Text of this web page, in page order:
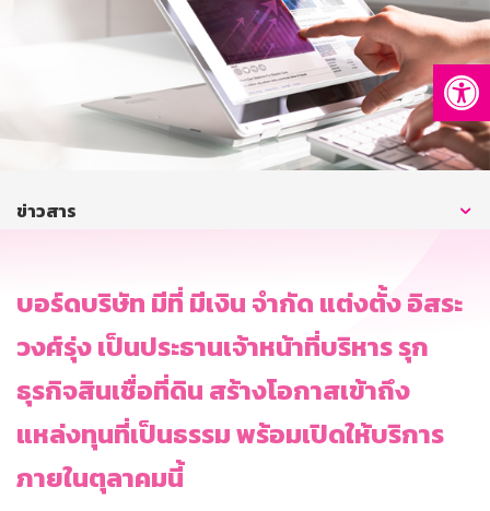
บริการทางการเงิน
ติดต่อเรา
บริการออนไลน์
ข่าวสาร
บอร์ดบริษัท มีที่ มีเงิน จำกัด แต่งตั้ง อิสระ
วงศ์รุ่ง เป็นประธานเจ้าหน้าที่บริหาร รุก
ธุรกิจสินเชื่อที่ดิน สร้างโอกาสเข้าถึง
แหล่งทุนที่เป็นธรรม พร้อมเปิดให้บริการ
ภายในตุลาคมนี้